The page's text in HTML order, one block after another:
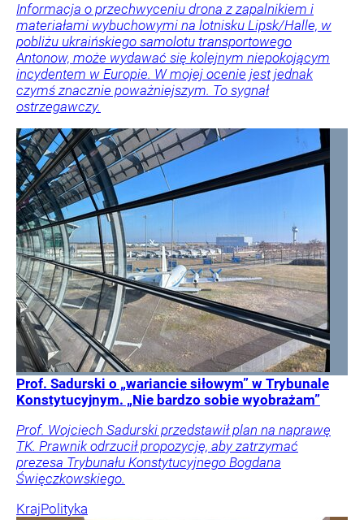
Informacja o przechwyceniu drona z zapalnikiem i
materiałami wybuchowymi na lotnisku Lipsk/Halle, w
pobliżu ukraińskiego samolotu transportowego
Antonow, może wydawać się kolejnym niepokojącym
incydentem w Europie. W mojej ocenie jest jednak
czymś znacznie poważniejszym. To sygnał
ostrzegawczy.
Prof. Sadurski o „wariancie siłowym” w Trybunale
Konstytucyjnym. „Nie bardzo sobie wyobrażam”
Prof. Wojciech Sadurski przedstawił plan na naprawę
TK. Prawnik odrzucił propozycję, aby zatrzymać
prezesa Trybunału Konstytucyjnego Bogdana
Święczkowskiego.
KrajPolityka